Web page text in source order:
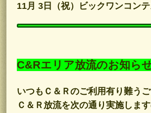
11月 3日（祝）ビックワンコンテ
C&Rエリア放流のお知ら
いつもＣ＆Ｒのご利用有り難うご
Ｃ＆Ｒ放流を次の通り実施しま